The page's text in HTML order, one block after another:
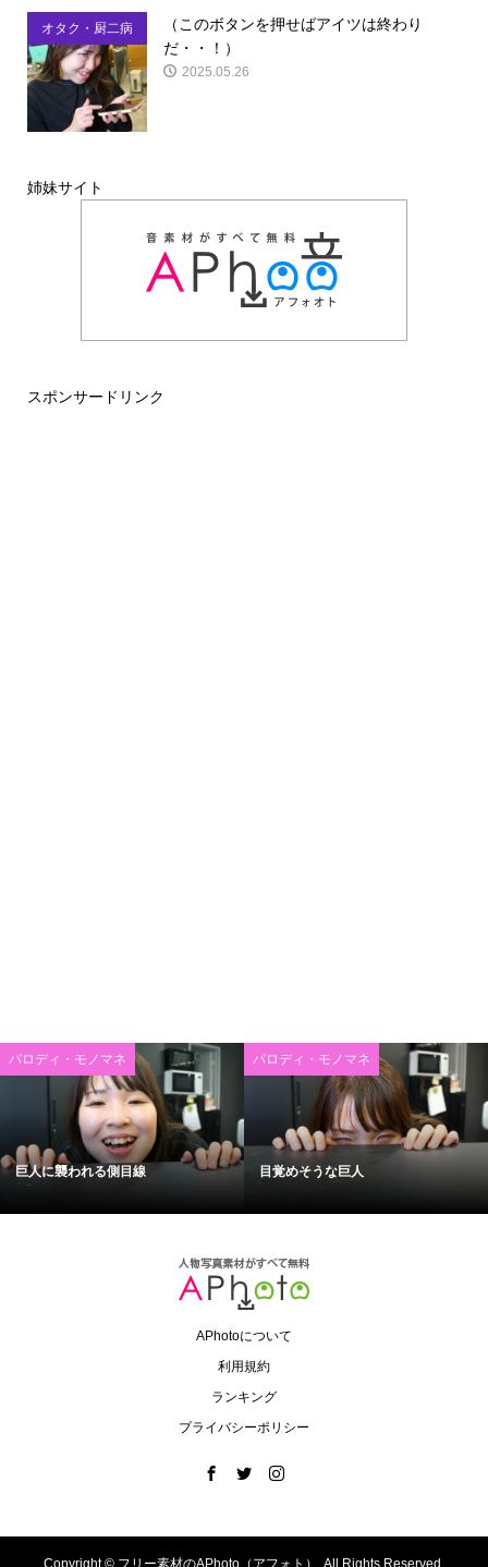
オタク・厨二病
（このボタンを押せばアイツは終わり
だ・・！）
2025.05.26
姉妹サイト
スポンサードリンク
パロディ・モノマネ
巨人に襲われる側目線
パロディ・モノマネ
目覚めそうな巨人
APhotoについて
利用規約
ランキング
プライバシーポリシー